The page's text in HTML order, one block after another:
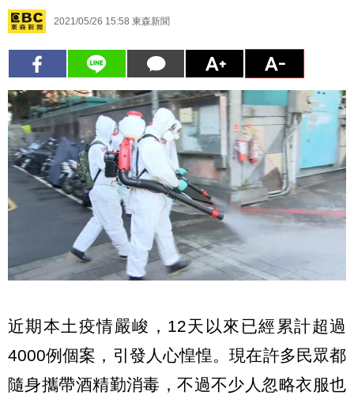
2021/05/26 15:58 東森新聞
近期本土疫情嚴峻，12天以來已經累計超過
4000例個案，引發人心惶惶。現在許多民眾都
隨身攜帶酒精勤消毒，不過不少人忽略衣服也